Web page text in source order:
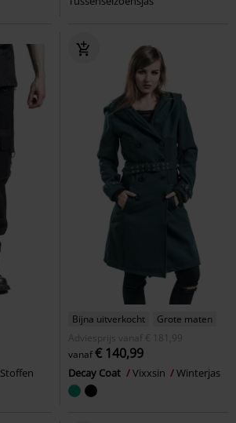
Stoffen
Bijna uitverkocht
Grote maten
Adviesprijs
vanaf € 181,99
vanaf€ 140,99
Decay Coat Vixxsin Winterjas